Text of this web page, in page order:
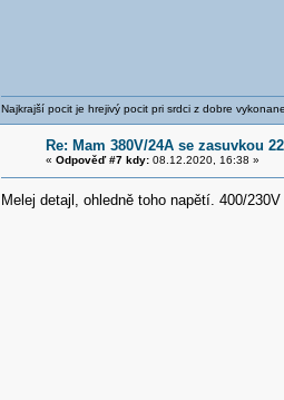
Najkrajší pocit je hrejivý pocit pri srdci z dobre
Re: Mam 380V/24A se zasuvkou
« Odpověď #7 kdy:08.12.2020, 16:38 »
Melej detajl, ohledně toho napětí. 400/